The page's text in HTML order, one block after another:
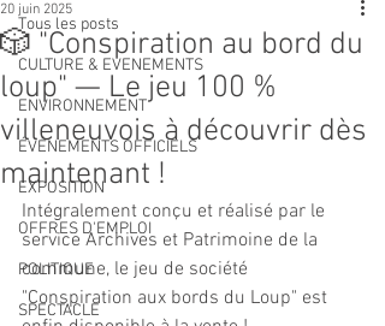
Tous les posts
CULTURE & EVENEMENTS
ENVIRONNEMENT
ÉVÉNEMENTS OFFICIELS
EXPOSITION
OFFRES D'EMPLOI
POLITIQUE
SPECTACLE
🎲 "Conspiration au bord du
loup" — Le jeu 100 %
villeneuvois à découvrir dès
maintenant !
20 juin 2025
Intégralement conçu et réalisé par le
service Archives et Patrimoine de la
commune, le jeu de société
"Conspiration aux bords du Loup" est